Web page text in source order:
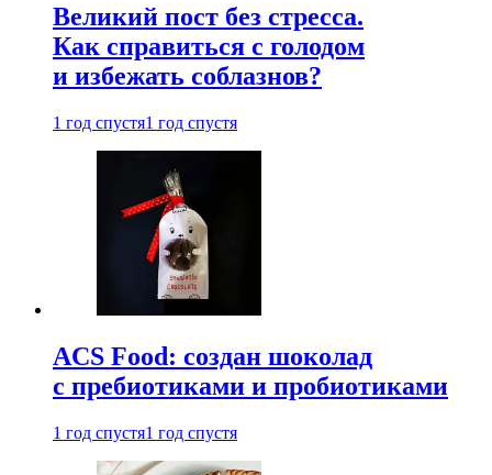
Великий пост без стресса.
Как справиться с голодом
и избежать соблазнов?
1 год спустя1 год спустя
ACS Food: создан шоколад
с пребиотиками и пробиотиками
1 год спустя1 год спустя